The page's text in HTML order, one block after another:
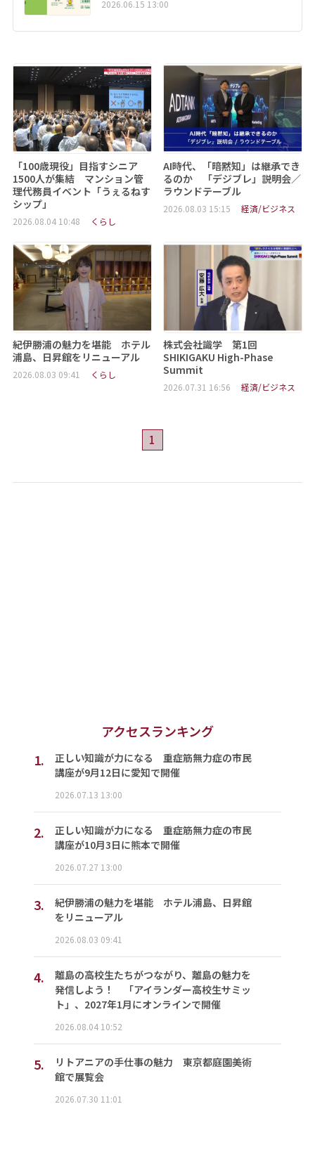
2026.06.15 13:00
「100歳現役」目指すシニア
1500人が集結 マンション管
理代務員イベント「うぇるねす
シップ」
2026.08.04 10:48 くらし
AI時代、「暗黙知」は継承でき
るのか 「デジブレ」説明会／
ラウンドテーブル
2026.08.03 15:15 経済/ビジネス
紀伊勝浦の魅力を堪能 ホテル
浦島、日昇館をリニューアル
2026.08.03 09:41 くらし
株式会社識学 第1回
SHIKIGAKU High-Phase
Summit
2026.07.31 16:56 経済/ビジネス
1
アクセスランキング
1.
正しい知識が力になる 重症筋無力症の市民
講座が9月12日に愛知で開催
2026.07.13 13:00
2.
正しい知識が力になる 重症筋無力症の市民
講座が10月3日に熊本で開催
2026.07.27 13:00
3.
紀伊勝浦の魅力を堪能 ホテル浦島、日昇館
をリニューアル
2026.08.03 09:41
4.
離島の高校生たちがつながり、離島の魅力を
発信しよう！ 「アイランダー高校生サミッ
ト」、2027年1月にオンラインで開催
2026.08.04 10:52
5.
リトアニアの手仕事の魅力 東京都庭園美術
館で展覧会
2026.07.30 11:01